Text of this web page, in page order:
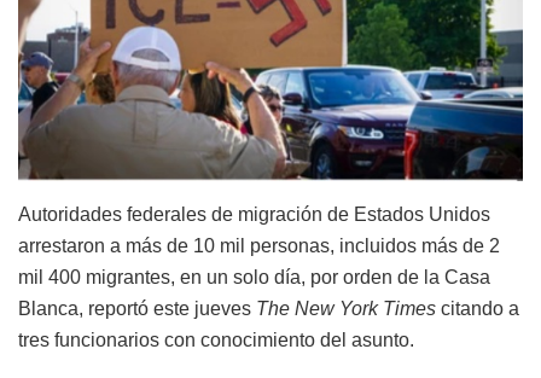
Autoridades federales de migración de Estados Unidos
arrestaron a más de 10 mil personas, incluidos más de 2
mil 400 migrantes, en un solo día, por orden de la Casa
Blanca, reportó este jueves The New York Times citando a
tres funcionarios con conocimiento del asunto.